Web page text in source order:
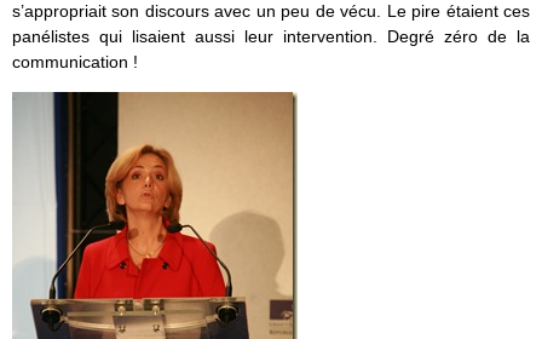
s’appropriait son discours avec un peu de vécu. Le pire étaient ces
panélistes qui lisaient aussi leur intervention. Degré zéro de la
communication !